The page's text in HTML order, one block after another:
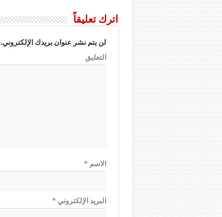
اترك تعليقاً
لن يتم نشر عنوان بريدك الإلكتروني.
التعليق
الاسم*
البريد الإلكتروني*